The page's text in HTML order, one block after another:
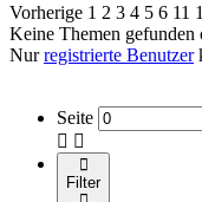
Vorherige 1 2 3 4 5 6 11
Keine Themen gefunden
Nurregistrierte Benutzer
Seite
Filter